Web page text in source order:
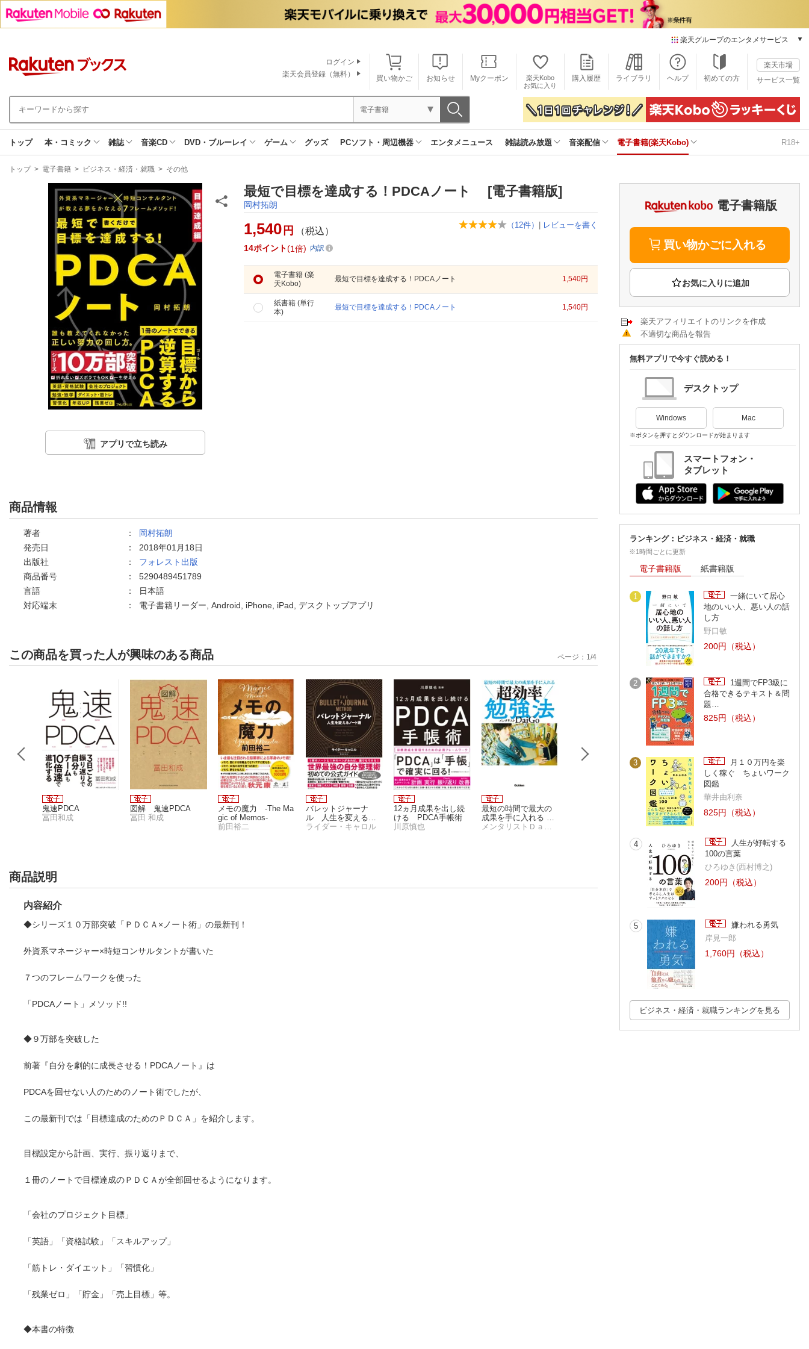
楽天グループのエンタメサービス
本/ゲーム/CD/DVD
楽天ブックス
電子書籍
楽天Kobo
雑誌読み放題
楽天ミュージック
楽天TV
動画配信ガイド
Rakuten PLAY
Rチャンネル
楽天チケット
エンタメニュース
推し楽
買い物かご お知らせ Myクーポン
楽天Kobo
お気に入り
購入履歴 ライブラリ ヘルプ 初めての方
楽天市場
サービス一覧
ログイン
楽天会員登録（無料）
電子書籍
トップ 本・コミック 雑誌 音楽CD DVD・ブルーレイ ゲーム グッズ PCソフト・周辺機器 エンタメニュース 雑誌読み放題 音楽配信 電子書籍(楽天Kobo) R18+
現
トップ > 電子書籍 > ビジネス・経済・就職 > その他
アプリで立ち読み
最短で目標を達成する！PDCAノート [電子書籍版]
岡村拓朗
（ 12件） | レビューを書く
1,540 円 （税込）
14ポイント 1倍 内訳
電子書籍 (楽
天Kobo)
最短で目標を達成する！PDCAノート 1,540円
紙書籍 (単行
本)
最短で目標を達成する！PDCAノート 1,540円
商品情報
著者 ：
岡村拓朗
発売日
： 2018年01月18日
出版社
： フォレスト出版
商品番号
： 5290489451789
言語
：
日本語
対応端末
： 電子書籍リーダー, Android, iPhone, iPad, デスクトップアプリ
この商品を買った人が興味のある商品
鬼速PDCA
冨田和成
図解 鬼速PDCA
冨田 和成
メモの魔力 -The Ma
gic of Memos-
前田裕二
バレットジャーナ
ル 人生を変えるノ
ート術
ライダー・キャロル
12ヵ月成果を出し続
ける PDCA手帳術
川原慎也
最短の時間で最大の
成果を手に入れる 超
効率勉強法
界を正しく見る習慣
時間革命 １秒もム
ダに生きるな
堀江貴文
図解＆事例で学
CAの教科書
ページ： 1 /4
商品説明
内容紹介
◆シリーズ１０万部突破「ＰＤＣＡ×ノート術」の最新刊！
外資系マネージャー×時短コンサルタントが書いた
７つのフレームワークを使った
「PDCAノート」メソッド!!
◆９万部を突破した
前著『自分を劇的に成長させる！PDCAノート』は
PDCAを回せない人のためのノート術でしたが、
この最新刊では「目標達成のためのＰＤＣＡ」を紹介します。
目標設定から計画、実行、振り返りまで、
１冊のノートで目標達成のＰＤＣＡが全部回せるようになります。
「会社のプロジェクト目標」
「英語」「資格試験」「スキルアップ」
「筋トレ・ダイエット」「習慣化」
「残業ゼロ」「貯金」「売上目標」等。
◆本書の特徴
電子書籍版
買い物かごに入れる
楽天アフィリエイトのリンクを作成
不適切な商品を報告
無料アプリで今すぐ読める！
デスクトップ
Windows Mac
※ボタンを押すとダウンロードが始まります
スマートフォン・
タブレット
ランキング：ビジネス・経済・就職
※1時間ごとに更新
電子書籍版 紙書籍版
1
一緒にいて居心
地のいい人、悪い人の話
し方
野口敏
200円（税込）
2
1週間でFP3級に
合格できるテキスト＆問
題…
825円（税込）
3
月１０万円を楽
しく稼ぐ ちょいワーク
図鑑
華井由利奈
825円（税込）
4
人生が好転する
100の言葉
ひろゆき(西村博之)
200円（税込）
5
嫌われる勇気
岸見一郎
1,760円（税込）
ビジネス・経済・就職ランキングを見る